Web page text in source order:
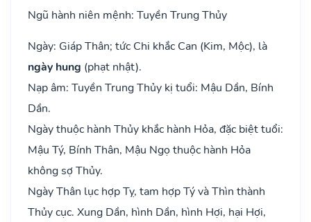
Ngũ hành niên mệnh: Tuyền Trung Thủy
Ngày: Giáp Thân; tức Chi khắc Can (Kim, Mộc), là
ngày hung (phạt nhật).
Nạp âm: Tuyền Trung Thủy kị tuổi: Mậu Dần, Bính
Dần.
Ngày thuộc hành Thủy khắc hành Hỏa, đặc biệt tuổi:
Mậu Tý, Bính Thân, Mậu Ngọ thuộc hành Hỏa
không sợ Thủy.
Ngày Thân lục hợp Tỵ, tam hợp Tý và Thìn thành
Thủy cục. Xung Dần, hình Dần, hình Hợi, hại Hợi,